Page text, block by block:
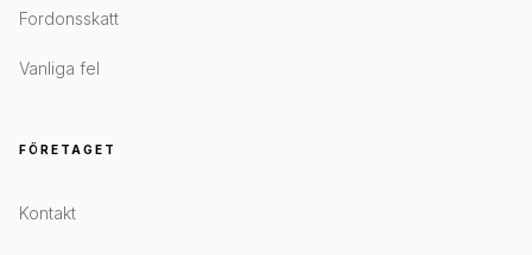
Fordonsskatt
Vanliga fel
FÖRETAGET
Kontakt